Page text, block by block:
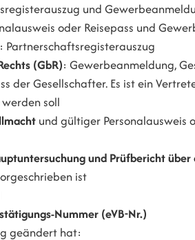
und
oder Reisepass und
: Partnerschaftsregisterauszug
(GbR): Gewerbeanmeldung,
der Gesellschafter. Es ist ein
soll
und gültiger Personalausweis
und Prüfbericht
ist
Nummer (eVB-Nr.)
geändert hat: